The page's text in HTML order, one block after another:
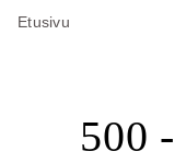
Etusivu
500